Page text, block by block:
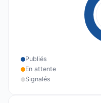
Publiés
En attente
Signalés